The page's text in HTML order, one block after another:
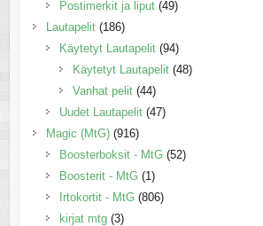
Postimerkit ja liput (49)
Lautapelit (186)
Käytetyt Lautapelit (94)
Käytetyt Lautapelit (48)
Vanhat pelit (44)
Uudet Lautapelit (47)
Magic (MtG) (916)
Boosterboksit - MtG (52)
Boosterit - MtG (1)
Irtokortit - MtG (806)
kirjat mtg (3)